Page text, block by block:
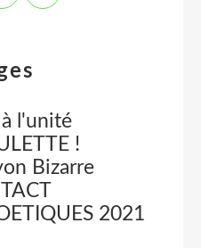
l'unité
!
Bizarre
2021